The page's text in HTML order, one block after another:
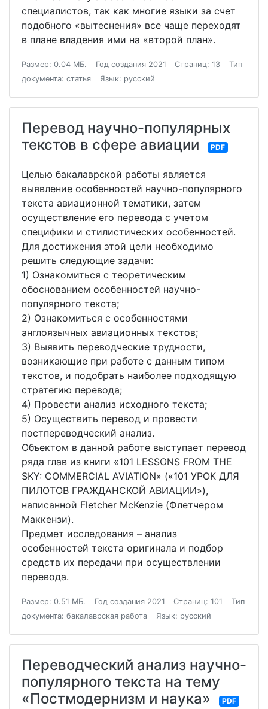
специалистов, так как многие языки за счет
подобного «вытеснения» все чаще переходят
в плане владения ими на «второй план».
Размер: 0.04 МБ. Год создания 2021 Страниц: 13
Тип
документа: статья
Язык: русский
Перевод научно-популярных
текстов в сфере авиации
PDF
Целью бакалаврской работы является
выявление особенностей научно-популярного
текста авиационной тематики, затем
осуществление его перевода с учетом
специфики и стилистических особенностей.
Для достижения этой цели необходимо
решить следующие задачи:
1) Ознакомиться с теоретическим
обоснованием особенностей научно-
популярного текста;
2) Ознакомиться с особенностями
англоязычных авиационных текстов;
3) Выявить переводческие трудности,
возникающие при работе с данным типом
текстов, и подобрать наиболее подходящую
стратегию перевода;
4) Провести анализ исходного текста;
5) Осуществить перевод и провести
постпереводческий анализ.
Объектом в данной работе выступает перевод
ряда глав из книги «101 LESSONS FROM THE
SKY: COMMERCIAL AVIATION» («101 УРОК ДЛЯ
ПИЛОТОВ ГРАЖДАНСКОЙ АВИАЦИИ»),
написанной Fletcher McKenzie (Флетчером
Маккензи).
Предмет исследования – анализ
особенностей текста оригинала и подбор
средств их передачи при осуществлении
перевода.
Размер: 0.51 МБ. Год создания 2021 Страниц: 101
Тип
документа: бакалаврская работа
Язык: русский
Переводческий анализ научно-
популярного текста на тему
«Постмодернизм и наука»
PDF